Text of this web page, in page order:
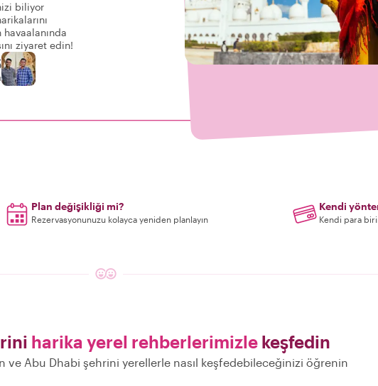
biliyor
ziyaret edin!
Plan değişikliği mi?
Rezervasyonunuzu kolayca yeniden planlayın
Kendi
Kendi para
harika yerel rehberlerimizlekeşfedin
ve Abu Dhabi şehrini yerellerle nasıl keşfedebileceğinizi öğrenin